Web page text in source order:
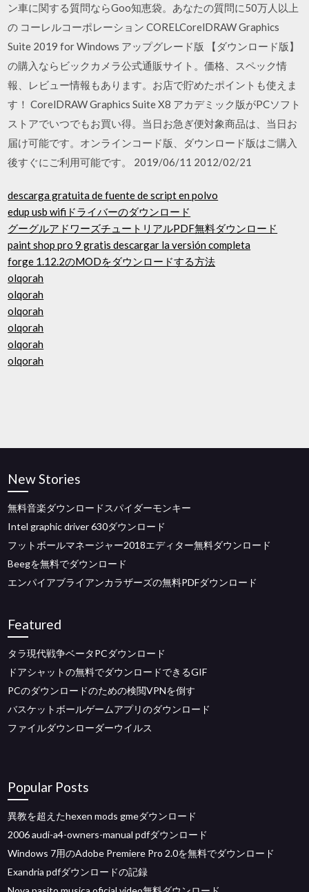
ン車に関する質問ならGoo知恵袋。あなたの質問に50万人以上
の コーレルコーポレーション CORELCorelDRAW Graphics
Suite 2019 for Windows アップグレード版 【ダウンロード版】
の購入ならビックカメラ公式通販サイト。価格、スペック情
報、レビュー情報もあります。お店で貯めたポイントも使えま
す！ CorelDRAW Graphics Suite X8 アカデミック版がPCソフト
ストアでいつでもお買い得。当日お急ぎ便対象商品は、当日お
届け可能です。オンラインコード版、ダウンロード版はご購入
後すぐにご利用可能です。 2019/06/11 2012/02/21
descarga gratuita de fuente de script en polvo
edup usb wifiドライバーのダウンロード
グーグルアドワーズチュートリアルPDF無料ダウンロード
paint shop pro 9 gratis descargar la versión completa
forge 1.12.2のMODをダウンロードする方法
olqorah
olqorah
olqorah
olqorah
olqorah
olqorah
New Stories
無料音楽ダウンロードスパイダーモンキー
Intel graphic driver 630ダウンロード
フットボールマネージャー2018エディター無料ダウンロード
Beegを無料でダウンロード
エンパイアブライアンカラザーズの無料PDFダウンロード
Featured
タラ現代戦争ベータPCダウンロード
ドアシャットの無料でダウンロードできるGIF
PCのダウンロードのための検閲VPNを倒す
バスケットボールゲームアプリのダウンロード
ファイルダウンローダーウイルス
Popular Posts
異教を超えたhexen mods gmeダウンロード
2006 audi-a4-owners-manual pdfダウンロード
Windows 7用のAdobe Premiere Pro 2.0を無料でダウンロード
Exandria pdfダウンロードの記録